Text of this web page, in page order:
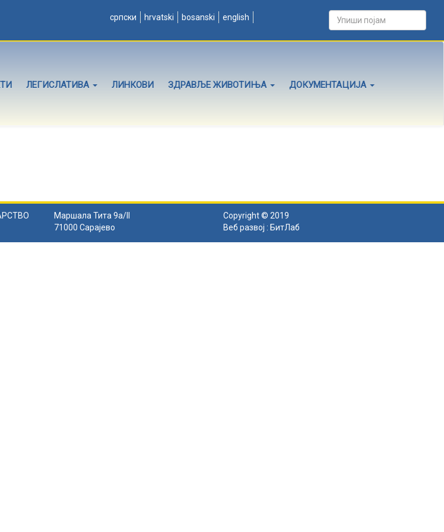
српски hrvatski bosanski english
ЛЕГИСЛАТИВА ЛИНКОВИ ЗДРАВЉЕ ЖИВОТИЊА ДОКУМЕНТАЦИЈА
Маршала Тита 9а/II
71000 Сарајево
Copyright © 2019
Веб развој : БитЛаб